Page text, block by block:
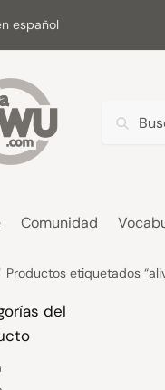
español
Comunidad
Productos etiquetados
del